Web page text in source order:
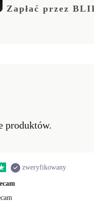
Zapłać przez
produktów.
zweryfikowany